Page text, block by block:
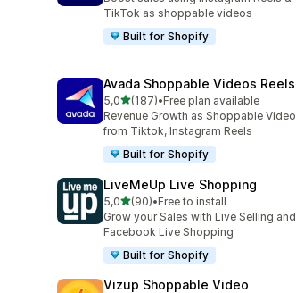
TikTok as shoppable videos
Built for Shopify
Avada Shoppable Videos Reels
5,0de 5 estrelas
(187)
187 total de avaliações
•Free plan available
Revenue Growth as Shoppable Video
from Tiktok, Instagram Reels
Built for Shopify
LiveMeUp Live Shopping
5,0de 5 estrelas
(90)
90 total de avaliações
•Free to install
Grow your Sales with Live Selling and
Facebook Live Shopping
Built for Shopify
Vizup Shoppable Video